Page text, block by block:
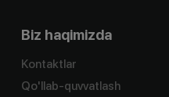
Biz haqimizda
Kontaktlar
Qo'llab-quvvatlash